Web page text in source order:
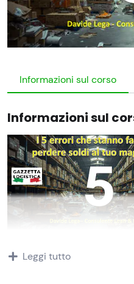
Informazioni sul corso
Informazioni sul
“Il tuo magazzino perde
Leggi tutto